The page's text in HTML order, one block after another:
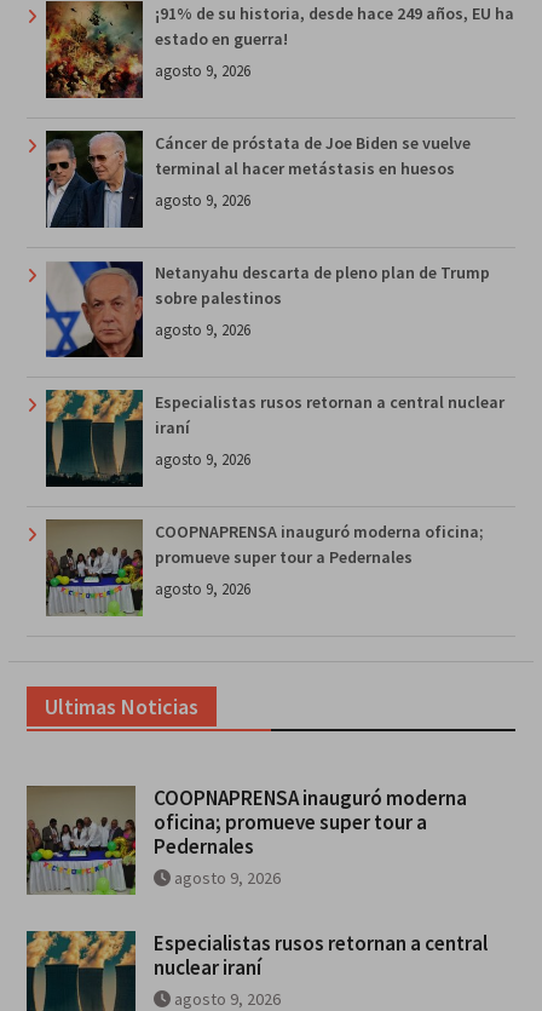
¡91% de su historia, desde hace 249 años, EU ha
estado en guerra!
agosto 9, 2026
Cáncer de próstata de Joe Biden se vuelve
terminal al hacer metástasis en huesos
agosto 9, 2026
Netanyahu descarta de pleno plan de Trump
sobre palestinos
agosto 9, 2026
Especialistas rusos retornan a central nuclear
iraní
agosto 9, 2026
COOPNAPRENSA inauguró moderna oficina;
promueve super tour a Pedernales
agosto 9, 2026
Ultimas Noticias
COOPNAPRENSA inauguró moderna
oficina; promueve super tour a
Pedernales
agosto 9, 2026
Especialistas rusos retornan a central
nuclear iraní
agosto 9, 2026